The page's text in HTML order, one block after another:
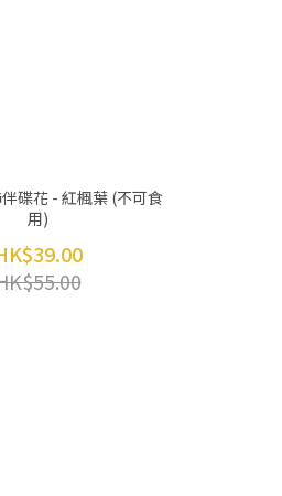
花 - 紅楓葉 (不可食
用)